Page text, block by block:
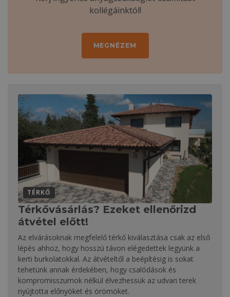
kollégáinktól!
MEGNÉZEM
TÉRKŐ
Térkővásárlás? Ezeket ellenőrizd
átvétel előtt!
Az elvárásoknak megfelelő térkő kiválasztása csak az első
lépés ahhoz, hogy hosszú távon elégedettek legyünk a
kerti burkolatokkal. Az átvételtől a beépítésig is sokat
tehetünk annak érdekében, hogy csalódások és
kompromisszumok nélkül élvezhessük az udvari terek
nyújtotta előnyöket és örömöket.